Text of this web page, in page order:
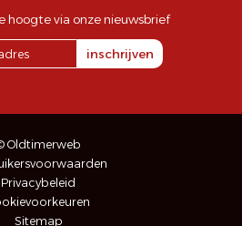
hoogte via onze nieuwsbrief
inschrijven
Oldtimerweb
Privacybeleid
Sitemap